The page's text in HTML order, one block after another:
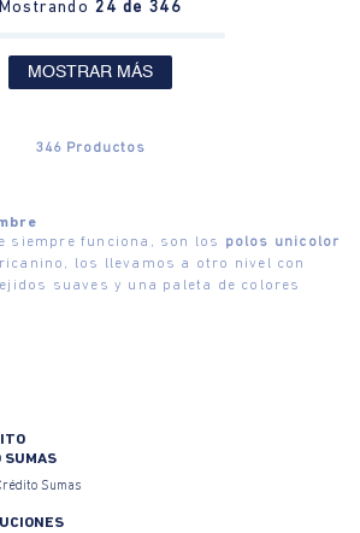
Mostrando 24 de 346
MOSTRAR MÁS
346 Productos
siempre funciona, son los
polos unicolor
los llevamos a otro nivel con
suaves y una paleta de colores
SUMAS
Sumas